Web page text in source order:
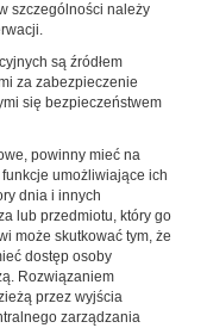
szczególności należy
są źródłem
za zabezpieczenie
się bezpieczeństwem
powinny mieć na
umożliwiające ich
dnia i innych
lub przedmiotu, który go
może skutkować tym, że
dostęp osoby
Rozwiązaniem
przez wyjścia
zarządzania